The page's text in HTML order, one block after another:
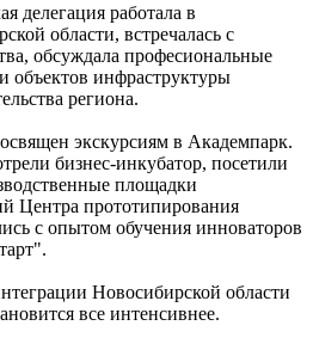
делегация работала в
области, встречалась с
обсуждала професиональные
объектов инфраструктуры
региона.
экскурсиям в Академпарк.
бизнес-инкубатор, посетили
площадки
Центра прототипирования
с опытом обучения инноваторов
Новосибирской области
все интенсивнее.